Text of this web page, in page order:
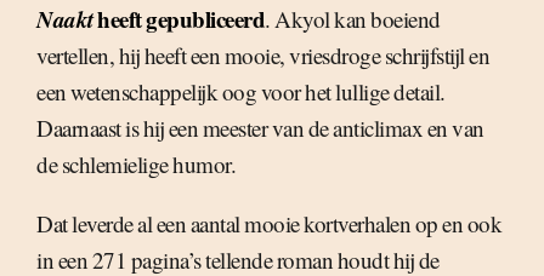
Naaktheeft gepubliceerd. Akyol kan boeiend
vertellen, hij heeft een mooie, vriesdroge schrijfstijl en
een wetenschappelijk oog voor het lullige detail.
Daarnaast is hij een meester van de anticlimax en van
de schlemielige humor.
Dat leverde al een aantal mooie kortverhalen op en ook
in een 271 pagina’s tellende roman houdt hij de